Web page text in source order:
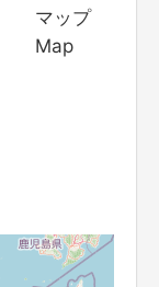
マップ
Map